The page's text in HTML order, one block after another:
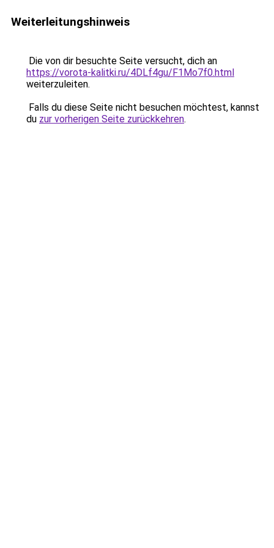
Weiterleitungshinweis
Die von dir besuchte Seite versucht, dich an
https://vorota-kalitki.ru/4DLf4gu/F1Mo7f0.html
weiterzuleiten.
Falls du diese Seite nicht besuchen möchtest, kannst
du zur vorherigen Seite zurückkehren.